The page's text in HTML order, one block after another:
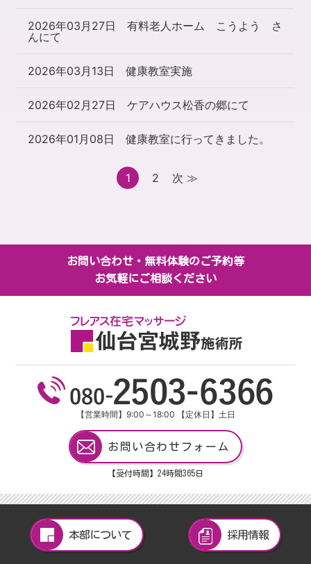
2026年03月27日
有料老人ホーム こうよう さ
んにて
2026年03月13日 健康教室実施
2026年02月27日 ケアハウス松香の郷にて
2026年01月08日 健康教室に行ってきました。
1 2 次 ≫
お問い合わせ・無料体験のご予約等
お気軽にご相談ください
【営業時間】9:00～18:00 【定休日】土日
お問い合わせフォーム
【受付時間】24時間365日
本部について 採用情報